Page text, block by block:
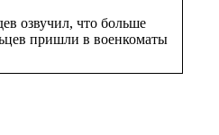
озвучил, что больше
пришли в военкоматы